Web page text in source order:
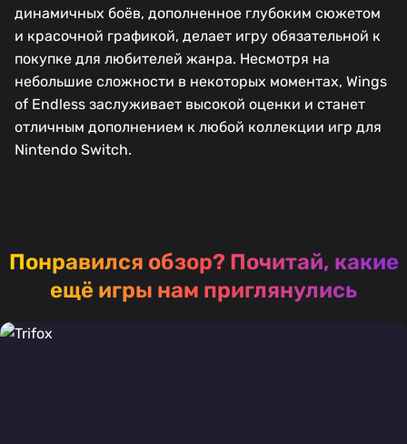
динамичных боёв, дополненное глубоким сюжетом
и красочной графикой, делает игру обязательной к
покупке для любителей жанра. Несмотря на
небольшие сложности в некоторых моментах, Wings
of Endless заслуживает высокой оценки и станет
отличным дополнением к любой коллекции игр для
Nintendo Switch.
Понравился обзор? Почитай, какие
ещё игры нам приглянулись